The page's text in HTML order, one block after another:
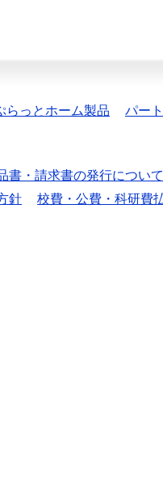
らっとホーム製品 パー
書・請求書の発行について
針 校費・公費・科研費